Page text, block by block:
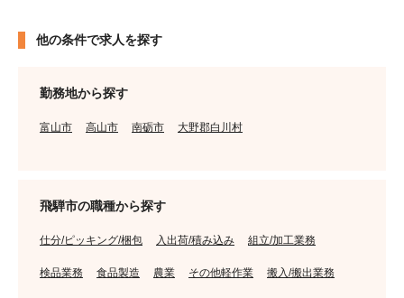
他の条件で求人を探す
勤務地から探す
富山市 高山市 南砺市 大野郡白川村
飛騨市の職種から探す
仕分/ピッキング/梱包 入出荷/積み込み 組立/加工業務
検品業務 食品製造 農業 その他軽作業 搬入/搬出業務